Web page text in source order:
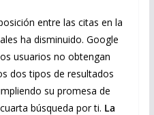
entre las citas en la
ha disminuido. Google
usuarios no obtengan
dos tipos de resultados
su promesa de
búsqueda por ti. La